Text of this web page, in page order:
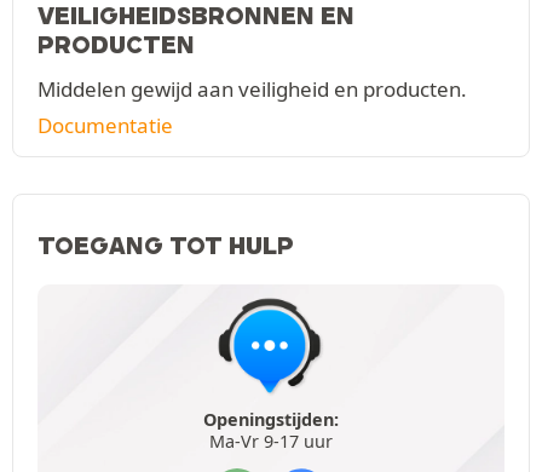
VEILIGHEIDSBRONNEN EN
PRODUCTEN
Middelen gewijd aan veiligheid en producten.
Documentatie
TOEGANG TOT HULP
Openingstijden:
Ma-Vr 9-17 uur